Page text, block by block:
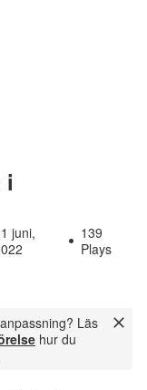
i
juni,
139
Plays
Läs
hur du